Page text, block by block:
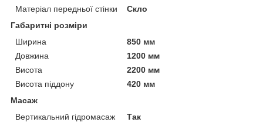
Матеріал передньої стінки
Скло
Габаритні розміри
Ширина
850 мм
Довжина
1200 мм
Висота
2200 мм
Висота піддону
420 мм
Масаж
Вертикальний гідромасаж
Так